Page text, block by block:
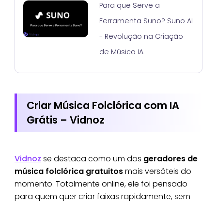
Para que Serve a
Ferramenta Suno? Suno AI
- Revolução na Criação
de Música IA
Criar Música Folclórica com IA
Grátis – Vidnoz
Vidnoz se destaca como um dos geradores de
música folclórica gratuitosmais versáteis do
momento. Totalmente online, ele foi pensado
para quem quer criar faixas rapidamente, sem